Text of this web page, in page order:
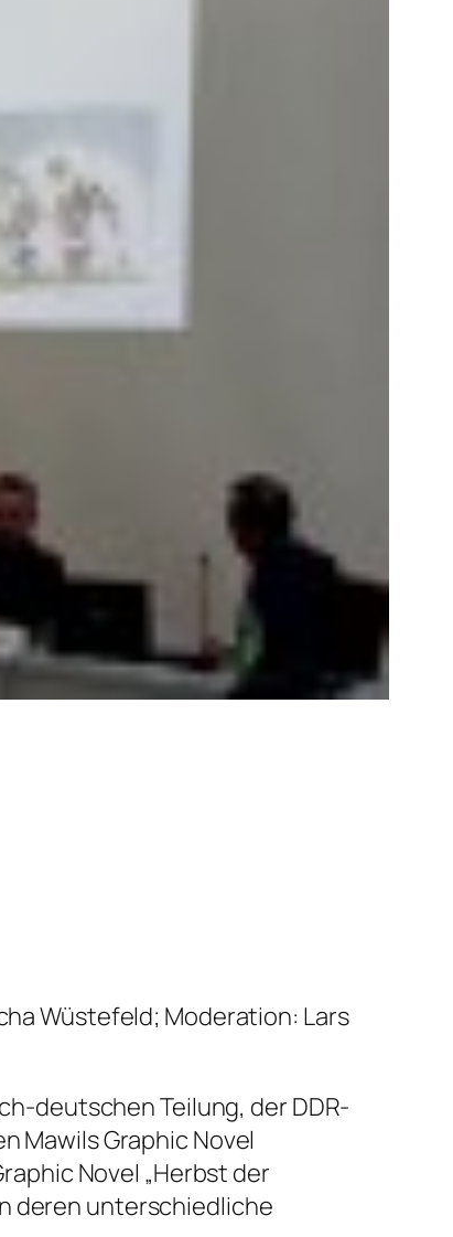
Wüstefeld; Moderation: Lars
deutschen Teilung, der DDR-
Mawils Graphic Novel
Novel „Herbst der
deren unterschiedliche